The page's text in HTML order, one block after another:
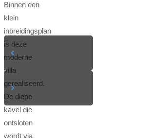
Binnen een
klein
inbreidingsplan
is deze
moderne
villa
gerealiseerd.
De diepe
kavel die
ontsloten
wordt via